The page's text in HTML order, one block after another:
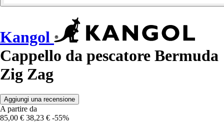
Kangol
Cappello da pescatore Bermuda
Zig Zag
Aggiungi una recensione
A partire da
85,00 € 38,23 € -55%